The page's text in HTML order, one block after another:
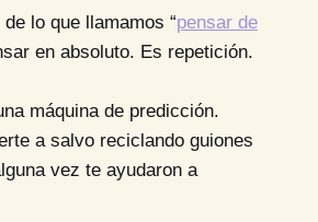
lo que llamamos “pensar de
en absoluto. Es repetición.
máquina de predicción.
a salvo reciclando guiones
vez te ayudaron a